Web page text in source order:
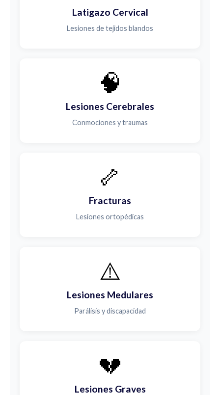
Latigazo Cervical
Lesiones de tejidos blandos
🧠
Lesiones Cerebrales
Conmociones y traumas
🦴
Fracturas
Lesiones ortopédicas
⚠️
Lesiones Medulares
Parálisis y discapacidad
💔
Lesiones Graves